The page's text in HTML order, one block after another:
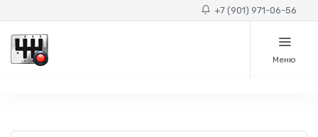
+7 (901) 971-06-56
Меню